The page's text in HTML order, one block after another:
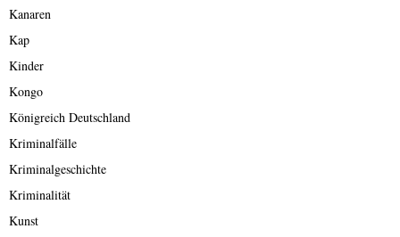
Kanaren
Kap
Kinder
Kongo
Königreich Deutschland
Kriminalfälle
Kriminalgeschichte
Kriminalität
Kunst